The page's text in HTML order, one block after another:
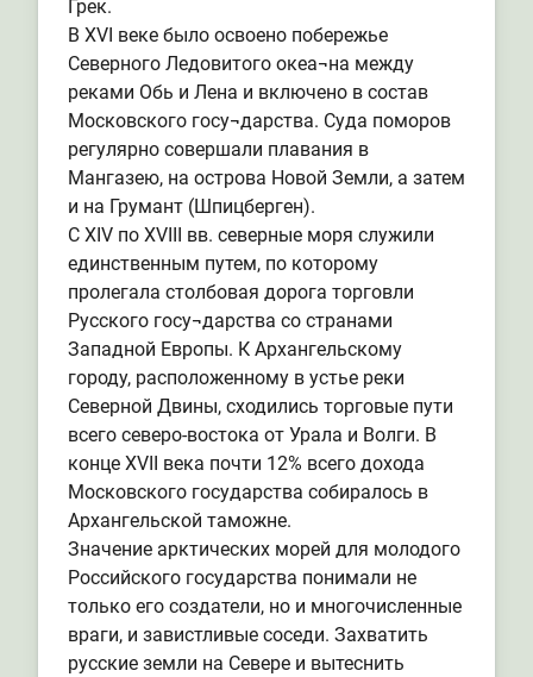
Грек.
В XVI веке было освоено побережье
Северного Ледовитого океа¬на между
реками Обь и Лена и включено в состав
Московского госу¬дарства. Суда поморов
регулярно совершали плавания в
Мангазею, на острова Новой Земли, а затем
и на Грумант (Шпицберген).
С XIV по XVIII вв. северные моря служили
единственным путем, по которому
пролегала столбовая дорога торговли
Русского госу¬дарства со странами
Западной Европы. К Архангельскому
городу, расположенному в устье реки
Северной Двины, сходились торговые пути
всего северо-востока от Урала и Волги. В
конце XVII века почти 12% всего дохода
Московского государства собиралось в
Архангельской таможне.
Значение арктических морей для молодого
Российского государства понимали не
только его создатели, но и многочисленные
враги, и завистливые соседи. Захватить
русские земли на Севере и вытеснить